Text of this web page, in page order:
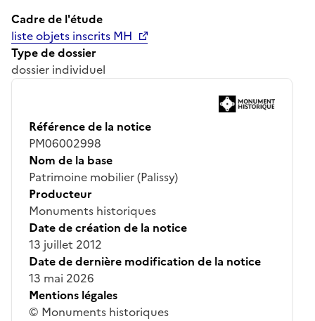
Cadre de l'étude
liste objets inscrits MH
Type de dossier
dossier individuel
Référence de la notice
PM06002998
Nom de la base
Patrimoine mobilier (Palissy)
Producteur
Monuments historiques
Date de création de la notice
13 juillet 2012
Date de dernière modification de la notice
13 mai 2026
Mentions légales
© Monuments historiques